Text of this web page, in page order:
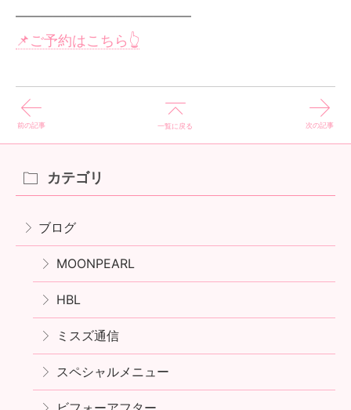
――――――――――――――
📌ご予約はこちら👆️
前の記事 一覧に戻る 次の記事
カテゴリ
ブログ
MOONPEARL
HBL
ミスズ通信
スペシャルメニュー